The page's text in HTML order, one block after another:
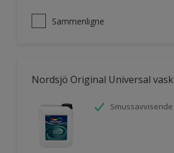
Sammenligne
Nordsjö Original Universal vask
Smussavvisende